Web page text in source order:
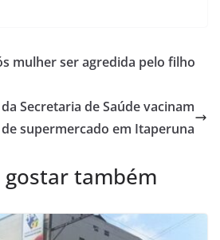
e
mulher ser agredida pelo filho
Secretaria de Saúde vacinam
supermercado em Itaperuna
gostar também